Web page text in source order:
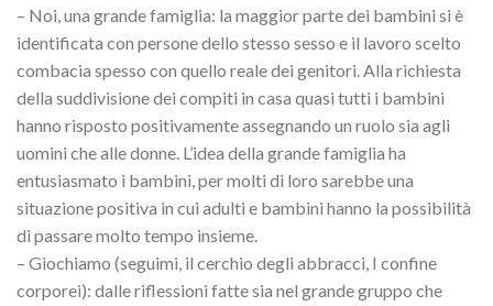
– Noi, una grande famiglia: la maggior parte dei bambini si è
identificata con persone dello stesso sesso e il lavoro scelto
combacia spesso con quello reale dei genitori. Alla richiesta
della suddivisione dei compiti in casa quasi tutti i bambini
hanno risposto positivamente assegnando un ruolo sia agli
uomini che alle donne. L’idea della grande famiglia ha
entusiasmato i bambini, per molti di loro sarebbe una
situazione positiva in cui adulti e bambini hanno la possibilità
di passare molto tempo insieme.
– Giochiamo (seguimi, il cerchio degli abbracci, I confine
corporei): dalle riflessioni fatte sia nel grande gruppo che